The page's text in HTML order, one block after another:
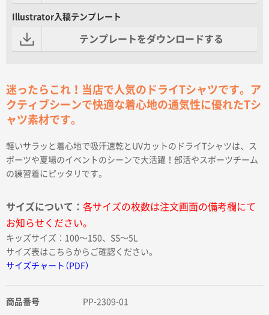
Illustrator入稿テンプレート
テンプレートをダウンロードする
迷ったらこれ！当店で人気のドライTシャツです。ア
クティブシーンで快適な着心地の通気性に優れたTシ
ャツ素材です。
軽いサラッと着心地で吸汗速乾とUVカットのドライTシャツは、ス
ポーツや夏場のイベントのシーンで大活躍！部活やスポーツチーム
の練習着にピッタリです。
サイズについて： 各サイズの枚数は注文画面の備考欄にて
お知らせください。
キッズサイズ：100〜150、SS〜5L
サイズ表はこちらからご確認ください。
サイズチャート（PDF）
商品番号 PP-2309-01